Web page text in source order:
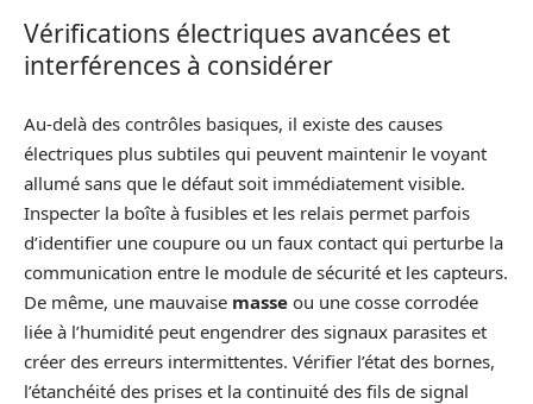
Vérifications électriques avancées et
interférences à considérer
Au-delà des contrôles basiques, il existe des causes
électriques plus subtiles qui peuvent maintenir le voyant
allumé sans que le défaut soit immédiatement visible.
Inspecter la boîte à fusibles et les relais permet parfois
d’identifier une coupure ou un faux contact qui perturbe la
communication entre le module de sécurité et les capteurs.
De même, une mauvaise masse ou une cosse corrodée
liée à l’humidité peut engendrer des signaux parasites et
créer des erreurs intermittentes. Vérifier l’état des bornes,
l’étanchéité des prises et la continuité des fils de signal